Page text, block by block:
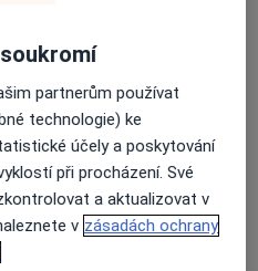
udělat?
návštěvy)
pacienty na pojišťovnu
partnerům používat
technologie) ke
účely a poskytování
při procházení. Své
a aktualizovat v
v zásadách ochrany